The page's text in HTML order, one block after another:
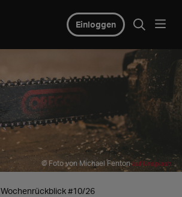
Einloggen
© Foto von Michael Fentonauf Unsplash
Wochenrückblick #10/26